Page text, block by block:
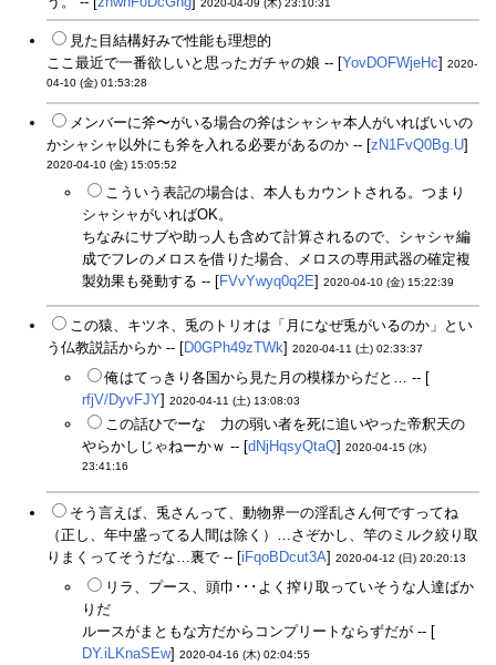
2020-04-09 (木) 23:10:31
見た目結構好みで性能も理想的
ここ最近で一番欲しいと思ったガチャの娘 -- [YovDOFWjeHc] 2020-
04-10 (金) 01:53:28
メンバーに斧〜がいる場合の斧はシャシャ本人がいればいいの
かシャシャ以外にも斧を入れる必要があるのか -- [zN1FvQ0Bg.U]
2020-04-10 (金) 15:05:52
こういう表記の場合は、本人もカウントされる。つまり
シャシャがいればOK。
ちなみにサブや助っ人も含めて計算されるので、シャシャ編
成でフレのメロスを借りた場合、メロスの専用武器の確定複
製効果も発動する -- [FVvYwyq0q2E] 2020-04-10 (金) 15:22:39
この猿、キツネ、兎のトリオは「月になぜ兎がいるのか」とい
う仏教説話からか -- [D0GPh49zTWk] 2020-04-11 (土) 02:33:37
俺はてっきり各国から見た月の模様からだと… -- [
rfjV/DyvFJY] 2020-04-11 (土) 13:08:03
この話ひでーな 力の弱い者を死に追いやった帝釈天の
やらかしじゃねーかｗ -- [dNjHqsyQtaQ] 2020-04-15 (水)
23:41:16
そう言えば、兎さんって、動物界一の淫乱さん何ですってね
（正し、年中盛ってる人間は除く）…さぞかし、竿のミルク絞り取
りまくってそうだな…裏で -- [iFqoBDcut3A] 2020-04-12 (日) 20:20:13
リラ、プース、頭巾･･･よく搾り取っていそうな人達ばか
りだ
ルースがまともな方だからコンプリートならずだが -- [
DY.iLKnaSEw] 2020-04-16 (木) 02:04:55